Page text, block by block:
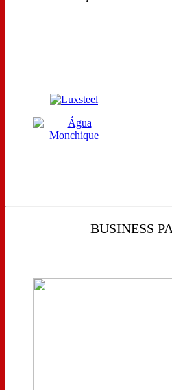
BUSINESS